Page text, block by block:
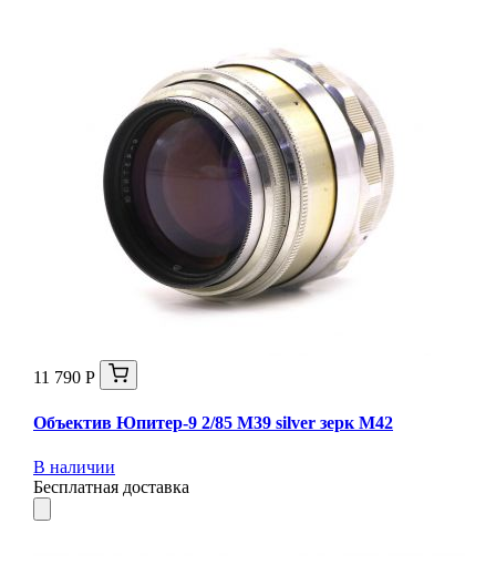
11 790 Р
Объектив Юпитер-9 2/85 М39 silver зерк М42
В наличии
Бесплатная доставка